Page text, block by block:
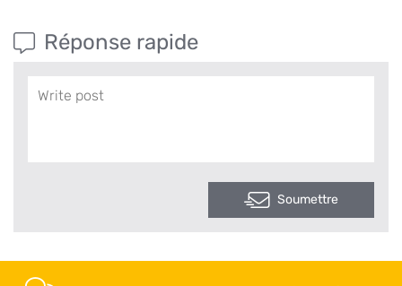
Réponse rapide
Soumettre